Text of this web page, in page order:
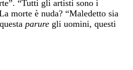
“Tutti gli artisti sono i
morte è nuda? “Maledetto sia
parure gli uomini, questi